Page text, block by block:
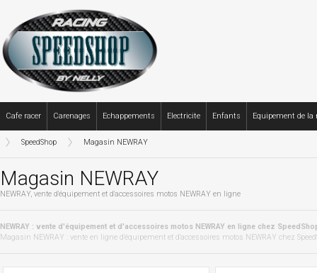
Cafe racer Carenages Echappements Electricite Enfants Equipement de la
SpeedShop Magasin NEWRAY
Magasin NEWRAY
NEWRAY, vente d'équipement et d'accessoires motos NEWRAY en ligne
NEWRAY : vente d'équipement et d'accessoires motos NEWRAY en ligne chez
Magasin NEWRAY : vente en ligne d'équipement et d'accessoires motos NEWRAY chez